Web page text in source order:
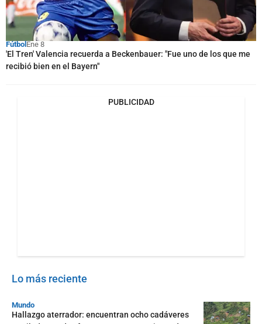
Fútbol Ene 8
'El Tren' Valencia recuerda a Beckenbauer: "Fue uno de los que me
recibió bien en el Bayern"
PUBLICIDAD
Lo más reciente
Mundo
Hallazgo aterrador: encuentran ocho cadáveres